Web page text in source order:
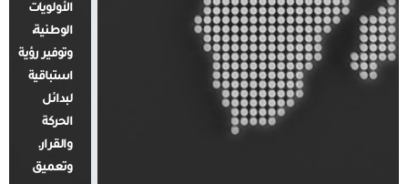
الأولويات
الوطنية،
وتوفير رؤية
استباقية
لبدائل
الحركة
والقرار.
وتعميق